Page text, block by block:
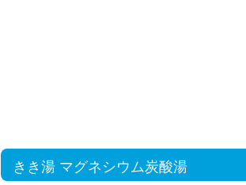
きき湯 マグネシウム炭酸湯